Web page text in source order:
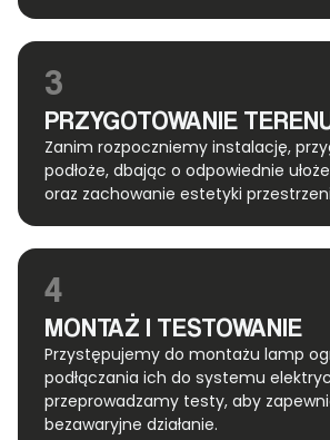
3
PRZYGOTOWANIE
Zanim rozpoczniemy instalację,
podłoże, dbając o odpowiednie
oraz zachowanie estetyki
4
MONTAŻ I TESTOWANIE
Przystępujemy do montażu lamp
podłączania ich do systemu
przeprowadzamy testy, aby
bezawaryjne działanie.